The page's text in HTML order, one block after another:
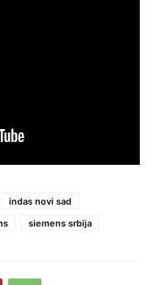
indas novi sad
siemens srbija